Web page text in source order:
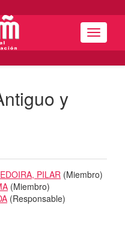
Menú
y
PILAR (Miembro)
(Miembro)
(Responsable)